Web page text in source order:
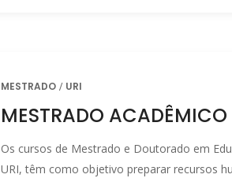
MESTRADO URI
MESTRADO
Os cursos de Mestrado e Doutorado em
URI, têm como objetivo preparar recursos